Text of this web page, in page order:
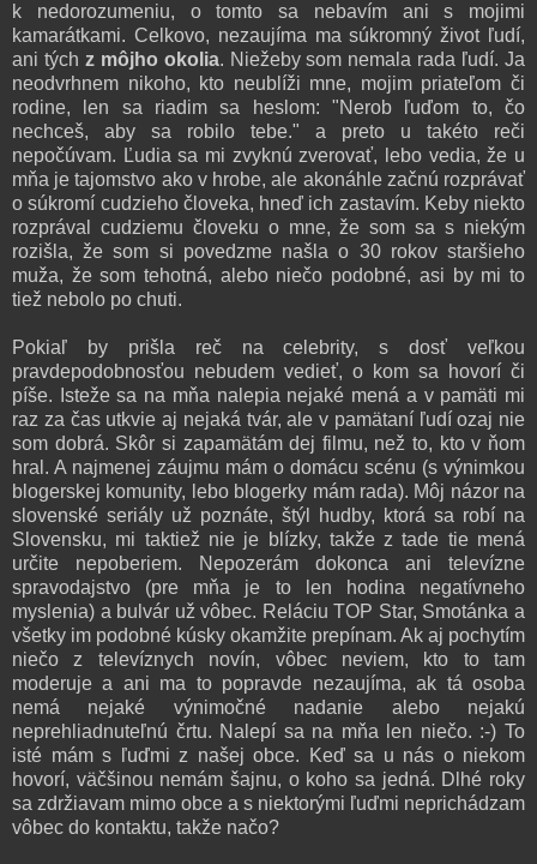
k nedorozumeniu, o tomto sa nebavím ani s mojimi
kamarátkami. Celkovo, nezaujíma ma súkromný život ľudí,
ani tých z môjho okolia. Niežeby som nemala rada ľudí. Ja
neodvrhnem nikoho, kto neublíži mne, mojim priateľom či
rodine, len sa riadim sa heslom: "Nerob ľuďom to, čo
nechceš, aby sa robilo tebe." a preto u takéto reči
nepočúvam. Ľudia sa mi zvyknú zverovať, lebo vedia, že u
mňa je tajomstvo ako v hrobe, ale akonáhle začnú rozprávať
o súkromí cudzieho človeka, hneď ich zastavím. Keby niekto
rozprával cudziemu človeku o mne, že som sa s niekým
rozišla, že som si povedzme našla o 30 rokov staršieho
muža, že som tehotná, alebo niečo podobné, asi by mi to
tiež nebolo po chuti.
Pokiaľ by prišla reč na celebrity, s dosť veľkou
pravdepodobnosťou nebudem vedieť, o kom sa hovorí či
píše. Isteže sa na mňa nalepia nejaké mená a v pamäti mi
raz za čas utkvie aj nejaká tvár, ale v pamätaní ľudí ozaj nie
som dobrá. Skôr si zapamätám dej filmu, než to, kto v ňom
hral. A najmenej záujmu mám o domácu scénu (s výnimkou
blogerskej komunity, lebo blogerky mám rada). Môj názor na
slovenské seriály už poznáte, štýl hudby, ktorá sa robí na
Slovensku, mi taktiež nie je blízky, takže z tade tie mená
určite nepoberiem. Nepozerám dokonca ani televízne
spravodajstvo (pre mňa je to len hodina negatívneho
myslenia) a bulvár už vôbec. Reláciu TOP Star, Smotánka a
všetky im podobné kúsky okamžite prepínam. Ak aj pochytím
niečo z televíznych novín, vôbec neviem, kto to tam
moderuje a ani ma to popravde nezaujíma, ak tá osoba
nemá nejaké výnimočné nadanie alebo nejakú
neprehliadnuteľnú črtu. Nalepí sa na mňa len niečo. :-) To
isté mám s ľuďmi z našej obce. Keď sa u nás o niekom
hovorí, väčšinou nemám šajnu, o koho sa jedná. Dlhé roky
sa zdržiavam mimo obce a s niektorými ľuďmi neprichádzam
vôbec do kontaktu, takže načo?